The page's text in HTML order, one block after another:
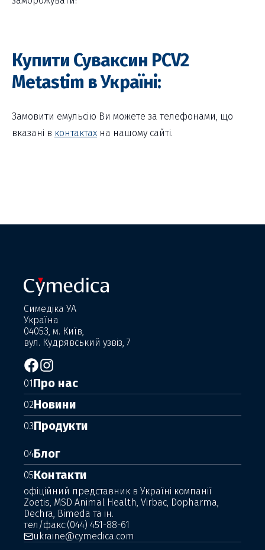
Купити Суваксин РСV2
Metastim в Україні:
Замовити емульсію Ви можете за телефонами, що
вказані в контактах на нашому сайті.
Симедіка УА
Україна
04053, м. Київ,
вул. Кудрявський узвіз, 7
01Про нас
02Новини
03Продукти
04Блог
05Контакти
офіційний представник в Україні компанії
Zoetis, MSD Animal Health, Virbac, Dopharma,
Dechra, Bimeda та ін.
тел/факс:(044) 451-88-61
ukraine@cymedica.com